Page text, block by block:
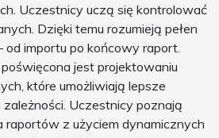
Uczestnicy uczą się kontrolować
Dzięki temu rozumieją pełen
importu po końcowy raport.
jest projektowaniu
które umożliwiają lepsze
Uczestnicy poznają
raportów z użyciem dynamicznych